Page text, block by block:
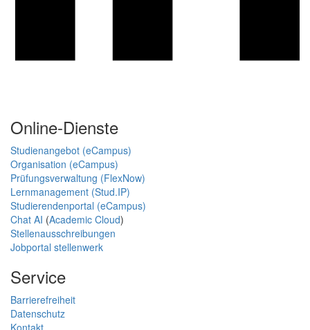
Online-Dienste
Studienangebot (eCampus)
Organisation (eCampus)
Prüfungsverwaltung (FlexNow)
Lernmanagement (Stud.IP)
Studierendenportal (eCampus)
Chat AI (Academic Cloud)
Stellenausschreibungen
Jobportal stellenwerk
Service
Barrierefreiheit
Datenschutz